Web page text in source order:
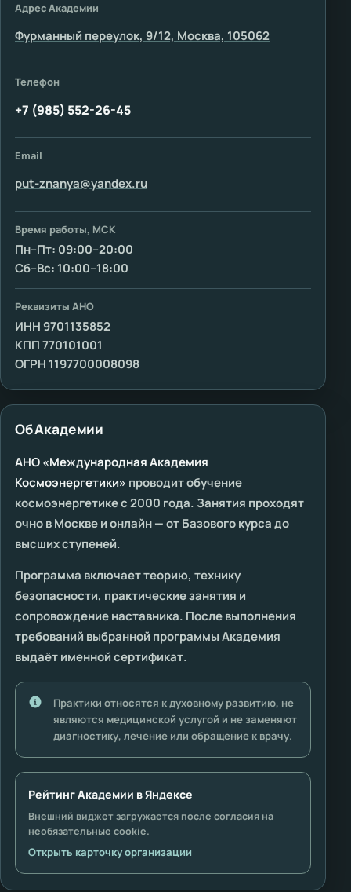
Адрес Академии
Фурманный переулок, 9/12, Москва, 105062
Телефон
+7 (985) 552-26-45
Email
put-znanya@yandex.ru
Время работы, МСК
Пн–Пт: 09:00–20:00
Сб–Вс: 10:00–18:00
Реквизиты АНО
ИНН 9701135852
КПП 770101001
ОГРН 1197700008098
Об Академии
АНО «Международная Академия
Космоэнергетики» проводит обучение
космоэнергетике с 2000 года. Занятия проходят
очно в Москве и онлайн — от Базового курса до
высших ступеней.
Программа включает теорию, технику
безопасности, практические занятия и
сопровождение наставника. После выполнения
требований выбранной программы Академия
выдаёт именной сертификат.
Практики относятся к духовному развитию, не
являются медицинской услугой и не заменяют
диагностику, лечение или обращение к врачу.
Рейтинг Академии в Яндексе
Внешний виджет загружается после согласия на
необязательные cookie.
Открыть карточку организации